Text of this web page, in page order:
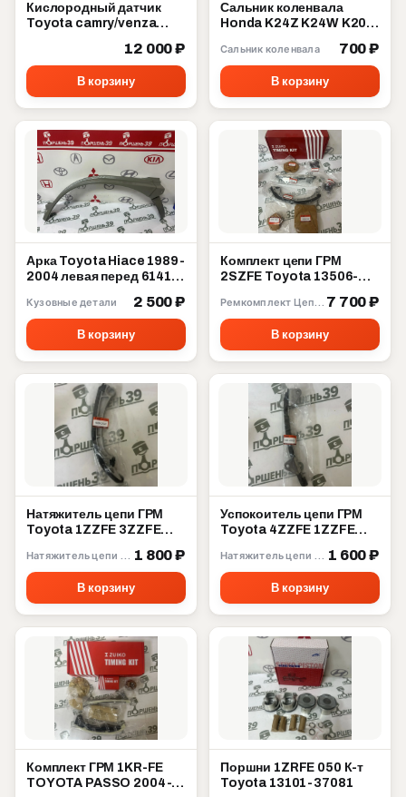
Кислородный датчик
Toyota camry/venza
12 000 ₽
В корзину
Сальник коленвала
Honda K24Z K24W K20A
Сальник коленвала 700 ₽
В корзину
Арка Toyota Hiace 1989-
2004 левая перед 61412-
Кузовные детали 2 500 ₽
В корзину
Комплект цепи ГРМ
2SZFE Toyota 13506-
7 700 ₽
В корзину
Натяжитель цепи ГРМ
Toyota 1ZZFE 3ZZFE
1 800 ₽
В корзину
Успокоитель цепи ГРМ
Toyota 4ZZFE 1ZZFE
1 600 ₽
В корзину
Комплект ГРМ 1KR-FE
TOYOTA PASSO 2004-
Поршни 1ZRFE 050 К-т
Toyota 13101-37081